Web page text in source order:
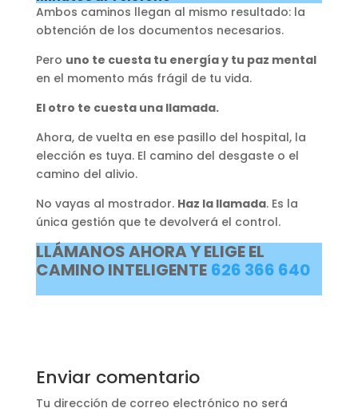
Ambos caminos llegan al mismo resultado: la
obtención de los documentos necesarios.
Pero uno te cuesta tu energía y tu paz mental
en el momento más frágil de tu vida.
El otro te cuesta una llamada.
Ahora, de vuelta en ese pasillo del hospital, la
elección es tuya. El camino del desgaste o el
camino del alivio.
No vayas al mostrador. Haz la llamada. Es la
única gestión que te devolverá el control.
LLÁMANOS AHORA Y ELIGE EL
CAMINO INTELIGENTE 626 366 640
Enviar comentario
Tu dirección de correo electrónico no será